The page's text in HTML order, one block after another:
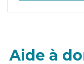
Aide à